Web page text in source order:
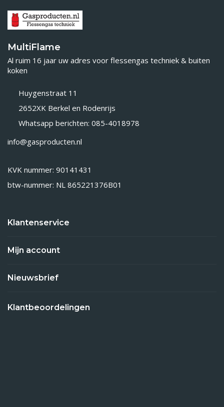
MultiFlame
Al ruim 16 jaar uw adres voor flessengas techniek & buiten
koken
Huygenstraat 11
2652XK Berkel en Rodenrijs
Whatsapp berichten: 085-4018978
info@gasproducten.nl
KVK nummer: 90141431
btw-nummer: NL 865221376B01
Klantenservice
Mijn account
Nieuwsbrief
Klantbeoordelingen